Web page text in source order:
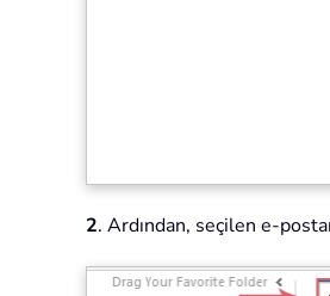
2. Ardından, seçilen e-